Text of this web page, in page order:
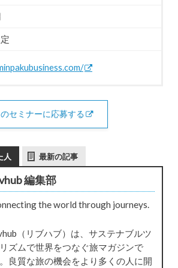
セミナーに応募する
人 最新の記事
編集部
the world through journeys.
（リブハブ）は、サステナブルツ
ズムで世界をつなぐ旅マガジンで
良質な旅の機会をより多くの人に開